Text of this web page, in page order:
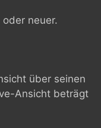
neuer.
über seinen
Ansicht beträgt